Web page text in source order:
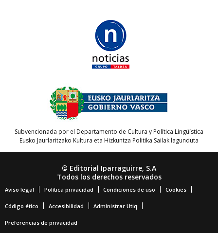
Subvencionada por el Departamento de Cultura y Política Lingüística
Eusko Jaurlaritzako Kultura eta Hizkuntza Politika Sailak lagunduta
© Editorial Iparraguirre, S.A
Todos los derechos reservados
Aviso legal Política privacidad Condiciones de uso Cookies
Código ético Accesibilidad Administrar Utiq
Preferencias de privacidad